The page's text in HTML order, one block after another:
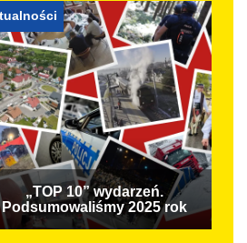
„TOP 10” wydarzeń.
Podsumowaliśmy 2025 rok